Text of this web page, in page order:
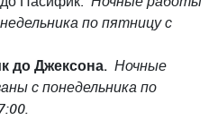
по пятницу с
до Джексона. Ночные
с понедельника по